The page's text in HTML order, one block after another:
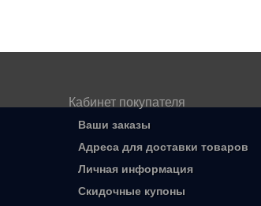
Кабинет покупателя
Ваши заказы
Адреса для доставки товаров
Личная информация
Скидочные купоны